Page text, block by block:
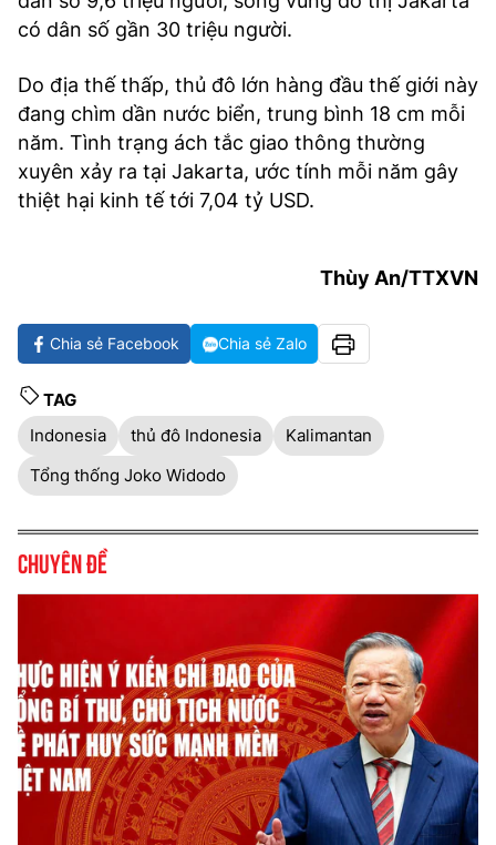
có dân số gần 30 triệu người.
Do địa thế thấp, thủ đô lớn hàng đầu thế giới này
đang chìm dần nước biển, trung bình 18 cm mỗi
năm. Tình trạng ách tắc giao thông thường
xuyên xảy ra tại Jakarta, ước tính mỗi năm gây
thiệt hại kinh tế tới 7,04 tỷ USD.
Thùy An/TTXVN
Chia sẻ Facebook Chia sẻ Zalo
TAG
Indonesia
thủ đô Indonesia
Kalimantan
Tổng thống Joko Widodo
Chuyên đề